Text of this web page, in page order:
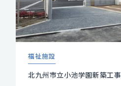
福祉施設
北九州市立小池学園新築工事